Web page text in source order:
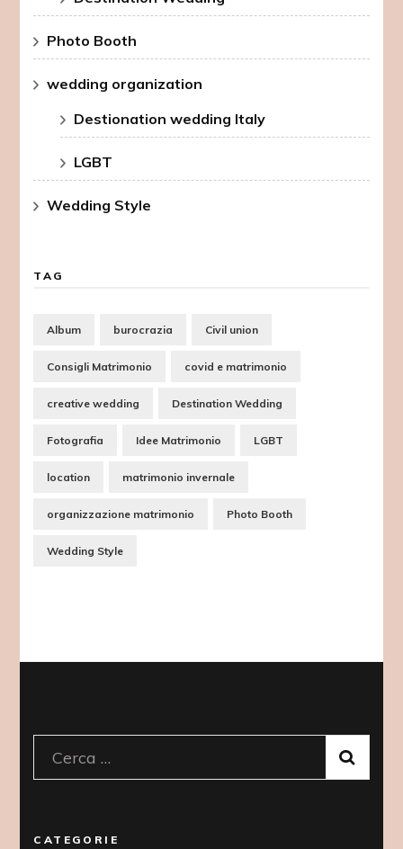
Photo Booth
wedding organization
Destionation wedding Italy
LGBT
Wedding Style
TAG
Album burocrazia Civil union
Consigli Matrimonio covid e matrimonio
creative wedding Destination Wedding
Fotografia Idee Matrimonio LGBT
location matrimonio invernale
organizzazione matrimonio Photo Booth
Wedding Style
Ricerca
per:
CATEGORIE